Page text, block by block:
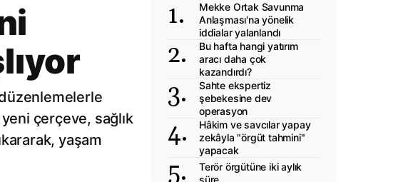
düzenlemelerle
çerçeve, sağlık
yaşam
Mekke Ortak Savunma
Anlaşması'na yönelik
iddialar yalanlandı
Bu hafta hangi yatırım
aracı daha çok
kazandırdı?
Sahte ekspertiz
şebekesine dev
operasyon
Hâkim ve savcılar yapay
zekâyla "örgüt tahmini"
yapacak
Terör örgütüne iki aylık
süre